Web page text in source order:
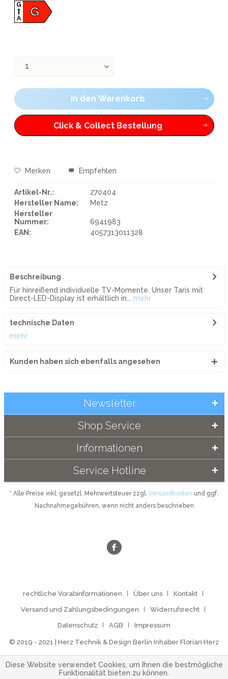
G
G
A
In den Warenkorb
Click & Collect Bestellung
Merken Empfehlen
Artikel-Nr.:
270404
Hersteller Name:
Metz
Hersteller
Nummer:
6941983
EAN:
4057313011328
Beschreibung
Für hinreißend individuelle TV-Momente. Unser Taris mit
Direct-LED-Display ist erhältlich in...
mehr
technische Daten
mehr
Kunden haben sich ebenfalls angesehen
Service Hotline
Shop Service
Informationen
Newsletter
* Alle Preise inkl. gesetzl. Mehrwertsteuer zzgl. Versandkosten und ggf.
Nachnahmegebühren, wenn nicht anders beschrieben
rechtliche Vorabinformationen Über uns Kontakt
Versand und Zahlungsbedingungen Widerrufsrecht
Datenschutz AGB Impressum
© 2019 - 2021 | Herz Technik & Design Berlin Inhaber Florian Herz
Diese Website verwendet Cookies, um Ihnen die bestmögliche
Funktionalität bieten zu können.